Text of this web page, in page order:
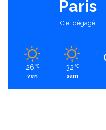
Paris
Ciel dégagé
26 ℃
ven
32 ℃
sam